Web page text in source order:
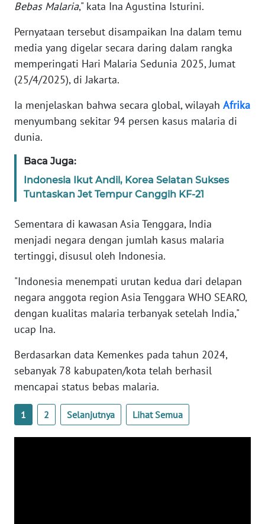
Bebas Malaria," kata Ina Agustina Isturini.
Pernyataan tersebut disampaikan Ina dalam temu
media yang digelar secara daring dalam rangka
memperingati Hari Malaria Sedunia 2025, Jumat
(25/4/2025), di Jakarta.
Ia menjelaskan bahwa secara global, wilayah Afrika
menyumbang sekitar 94 persen kasus malaria di
dunia.
Baca Juga:
Indonesia Ikut Andil, Korea Selatan Sukses
Tuntaskan Jet Tempur Canggih KF-21
Sementara di kawasan Asia Tenggara, India
menjadi negara dengan jumlah kasus malaria
tertinggi, disusul oleh Indonesia.
"Indonesia menempati urutan kedua dari delapan
negara anggota region Asia Tenggara WHO SEARO,
dengan kualitas malaria terbanyak setelah India,"
ucap Ina.
Berdasarkan data Kemenkes pada tahun 2024,
sebanyak 78 kabupaten/kota telah berhasil
mencapai status bebas malaria.
1 2 Selanjutnya Lihat Semua
DISCLAIMER
Wahana
Regional
WN
WN
JAKARTA
WN
JABAR
BANTEN
WN
WN
KEPRI
PAPUA